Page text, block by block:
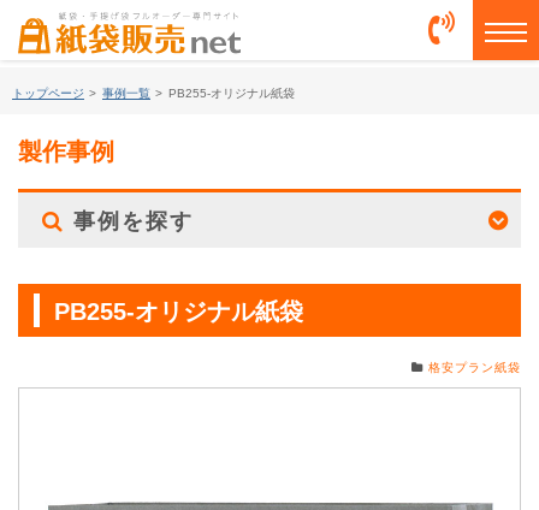
トップページ > 事例一覧 > PB255-オリジナル紙袋
製作事例
事例を探す
PB255-オリジナル紙袋
格安プラン紙袋